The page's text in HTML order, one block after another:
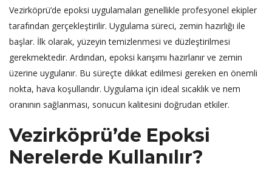
Vezirköprü’de epoksi uygulamaları genellikle profesyonel ekipler
tarafından gerçekleştirilir. Uygulama süreci, zemin hazırlığı ile
başlar. İlk olarak, yüzeyin temizlenmesi ve düzleştirilmesi
gerekmektedir. Ardından, epoksi karışımı hazırlanır ve zemin
üzerine uygulanır. Bu süreçte dikkat edilmesi gereken en önemli
nokta, hava koşullarıdır. Uygulama için ideal sıcaklık ve nem
oranının sağlanması, sonucun kalitesini doğrudan etkiler.
Vezirköprü’de Epoksi
Nerelerde Kullanılır?